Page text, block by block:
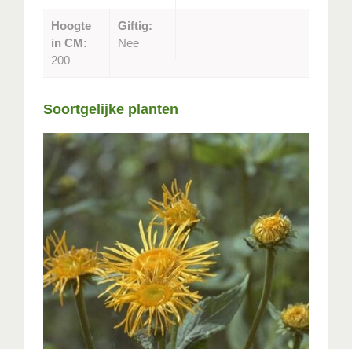
Hoogte
in CM:
200
Giftig:
Nee
Soortgelijke planten